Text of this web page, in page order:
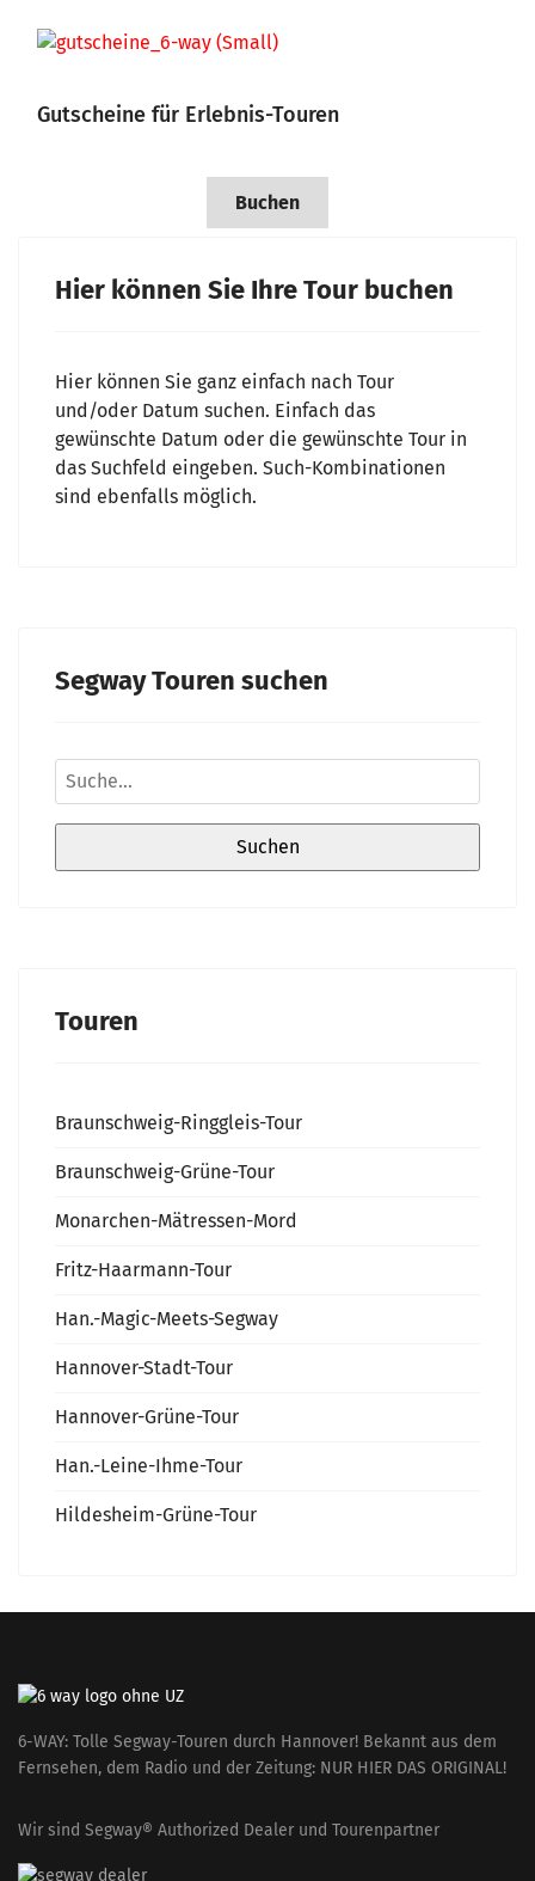
Gutscheine für Erlebnis-Touren
Buchen
Hier können Sie Ihre Tour buchen
Hier können Sie ganz einfach nach Tour
und/oder Datum suchen. Einfach das
gewünschte Datum oder die gewünschte Tour in
das Suchfeld eingeben. Such-Kombinationen
sind ebenfalls möglich.
Segway Touren suchen
Touren
Braunschweig-Ringgleis-Tour
Braunschweig-Grüne-Tour
Monarchen-Mätressen-Mord
Fritz-Haarmann-Tour
Han.-Magic-Meets-Segway
Hannover-Stadt-Tour
Hannover-Grüne-Tour
Han.-Leine-Ihme-Tour
Hildesheim-Grüne-Tour
6-WAY: Tolle Segway-Touren durch Hannover! Bekannt aus dem
Fernsehen, dem Radio und der Zeitung: NUR HIER DAS ORIGINAL!
Wir sind Segway® Authorized Dealer und Tourenpartner